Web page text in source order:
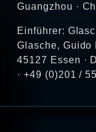
Guangzhou ·
Einführer:
Glasche, Guido
45127 Essen ·
· +49 (0)201 /